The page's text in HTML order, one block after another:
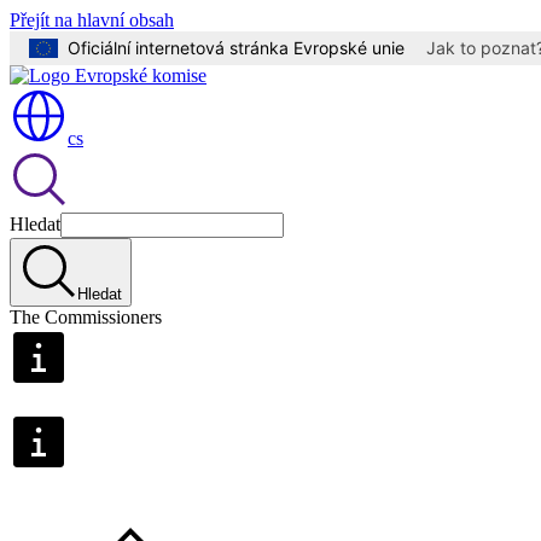
Přejít na hlavní obsah
Oficiální internetová stránka Evropské unie
Jak to
cs
Hledat
Hledat
The Commissioners